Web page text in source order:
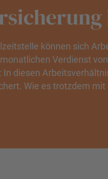
können sich
Verdienst
In diesen
Wie es trotzdem